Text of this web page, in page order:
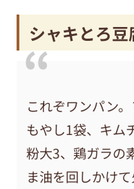
シャキとろ
これぞワンパン
もやし1袋、キム
粉大3、鶏ガラの
ま油を回しかけ